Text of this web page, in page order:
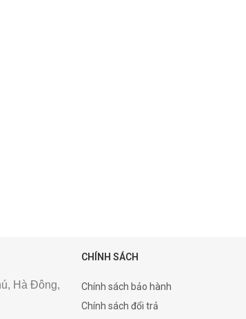
Hà Đông,
CHÍNH SÁCH
Chính sách bảo hành
Chính sách đổi trả